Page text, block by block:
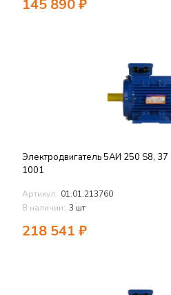
145 890₽
Электродвигатель 5АИ 250 S8,
1001
Артикул: 01.01.213760
В наличии: 3 шт
218 541 ₽